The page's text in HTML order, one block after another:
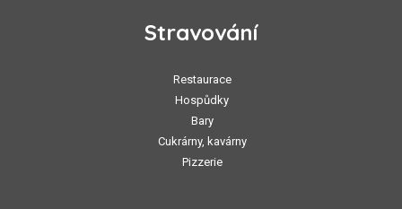
Stravování
Restaurace
Hospůdky
Bary
Cukrárny, kavárny
Pizzerie